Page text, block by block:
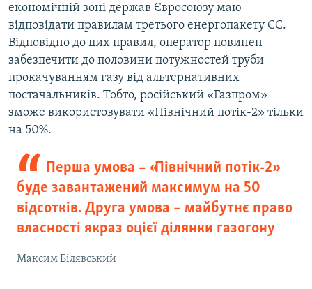
економічній зоні держав Євросоюзу маю
відповідати правилам третього енергопакету ЄС.
Відповідно до цих правил, оператор повинен
забезпечити до половини потужностей труби
прокачуванням газу від альтернативних
постачальників. Тобто, російський «Газпром»
зможе використовувати «Північний потік-2» тільки
на 50%.
Перша умова – «Північний потік-2»
буде завантажений максимум на 50
відсотків. Друга умова – майбутнє право
власності якраз оцієї ділянки газогону
Максим Білявський